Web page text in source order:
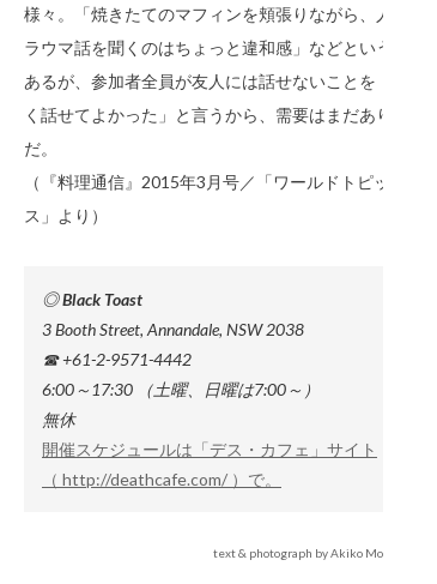
様々。「焼きたてのマフィンを頬張りながら、人のト
ラウマ話を聞くのはちょっと違和感」などという声も
あるが、参加者全員が友人には話せないことを「明る
く話せてよかった」と言うから、需要はまだありそう
だ。
（『料理通信』2015年3月号／「ワールドトピック
ス」より）
◎ Black Toast
3 Booth Street, Annandale, NSW 2038
☎ +61-2-9571-4442
6:00～17:30 （土曜、日曜は7:00～）
無休
開催スケジュールは「デス・カフェ」サイト
（ http://deathcafe.com/ ）で。
text & photograph by Akiko Mori Ganivet